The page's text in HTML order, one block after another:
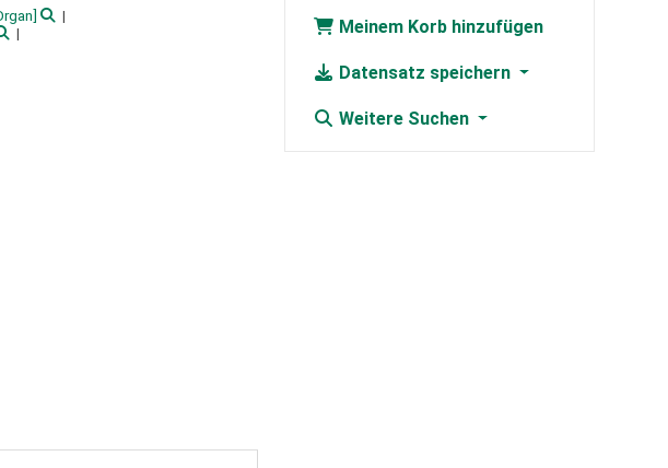
Meinem Korb hinzufügen
Datensatz speichern
Weitere Suchen